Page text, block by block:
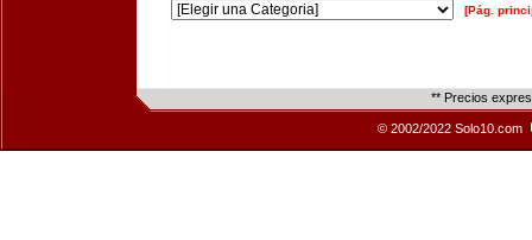
[Pág.
** Precios
© 2002/2022 Solo10.com